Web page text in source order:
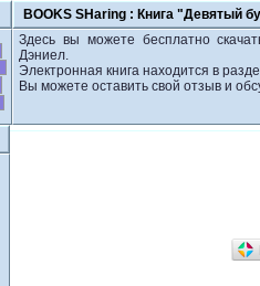
BOOKS SHaring : Книга "Девятый
Здесь вы можете бесплатно
Дэниел.
Электронная книга находится в
Вы можете оставить свой отзыв и